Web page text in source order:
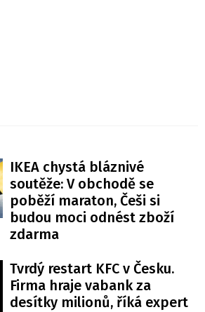
IKEA chystá bláznivé
soutěže: V obchodě se
poběží maraton, Češi si
budou moci odnést zboží
zdarma
Tvrdý restart KFC v Česku.
Firma hraje vabank za
desítky milionů, říká expert